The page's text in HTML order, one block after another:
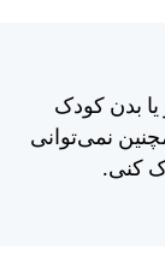
بدن كودک
نمی‌توانی
كنی.